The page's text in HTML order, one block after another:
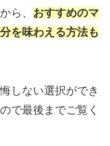
ら、 おすすめのマ
を味わえる方法も
しない選択ができ
で最後までご覧く